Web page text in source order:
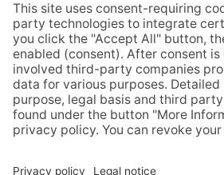
Integratiebedrijf-hotel “Haus vom
mede gefinancierd door de
de deelstaat Noordrijn-Westfalen
Aktion Mensch.